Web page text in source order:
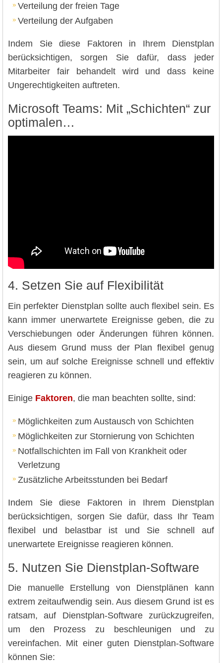
Verteilung der freien Tage
Verteilung der Aufgaben
Indem Sie diese Faktoren in Ihrem Dienstplan
berücksichtigen, sorgen Sie dafür, dass jeder
Mitarbeiter fair behandelt wird und dass keine
Ungerechtigkeiten auftreten.
Microsoft Teams: Mit „Schichten“ zur
optimalen…
4. Setzen Sie auf Flexibilität
Ein perfekter Dienstplan sollte auch flexibel sein. Es
kann immer unerwartete Ereignisse geben, die zu
Verschiebungen oder Änderungen führen können.
Aus diesem Grund muss der Plan flexibel genug
sein, um auf solche Ereignisse schnell und effektiv
reagieren zu können.
Einige Faktoren, die man beachten sollte, sind:
Möglichkeiten zum Austausch von Schichten
Möglichkeiten zur Stornierung von Schichten
Notfallschichten im Fall von Krankheit oder
Verletzung
Zusätzliche Arbeitsstunden bei Bedarf
Indem Sie diese Faktoren in Ihrem Dienstplan
berücksichtigen, sorgen Sie dafür, dass Ihr Team
flexibel und belastbar ist und Sie schnell auf
unerwartete Ereignisse reagieren können.
5. Nutzen Sie Dienstplan-Software
Die manuelle Erstellung von Dienstplänen kann
extrem zeitaufwendig sein. Aus diesem Grund ist es
ratsam, auf Dienstplan-Software zurückzugreifen,
um den Prozess zu beschleunigen und zu
vereinfachen. Mit einer guten Dienstplan-Software
können Sie: